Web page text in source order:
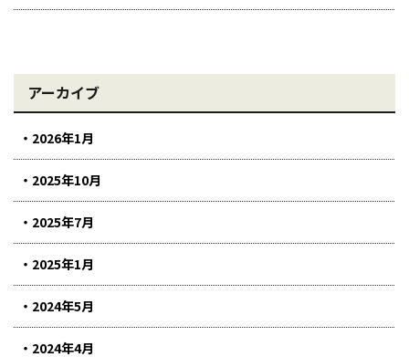
アーカイブ
2026年1月
2025年10月
2025年7月
2025年1月
2024年5月
2024年4月